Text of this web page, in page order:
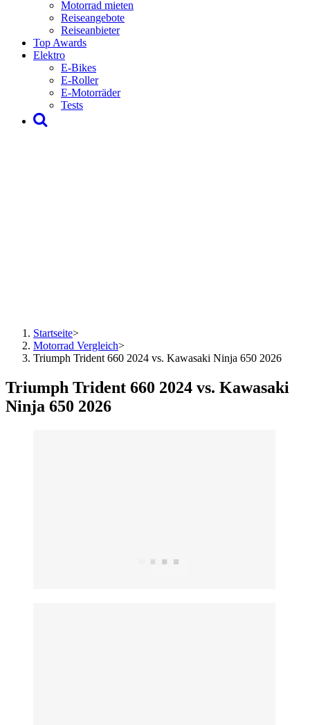
Motorrad mieten
Reiseangebote
Reiseanbieter
Top Awards
Elektro
E-Bikes
E-Roller
E-Motorräder
Tests
Startseite>
Motorrad Vergleich>
Triumph Trident 660 2024 vs. Kawasaki Ninja 650 2026
Triumph Trident 660 2024 vs. Kawasaki
Ninja 650 2026